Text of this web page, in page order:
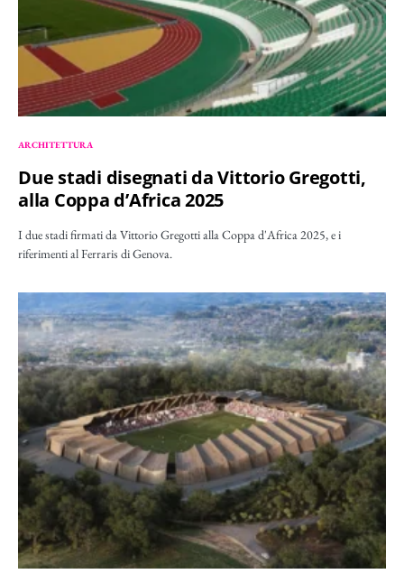
ARCHITETTURA
Due stadi disegnati da Vittorio Gregotti,
alla Coppa d’Africa 2025
I due stadi firmati da Vittorio Gregotti alla Coppa d'Africa 2025, e i
riferimenti al Ferraris di Genova.